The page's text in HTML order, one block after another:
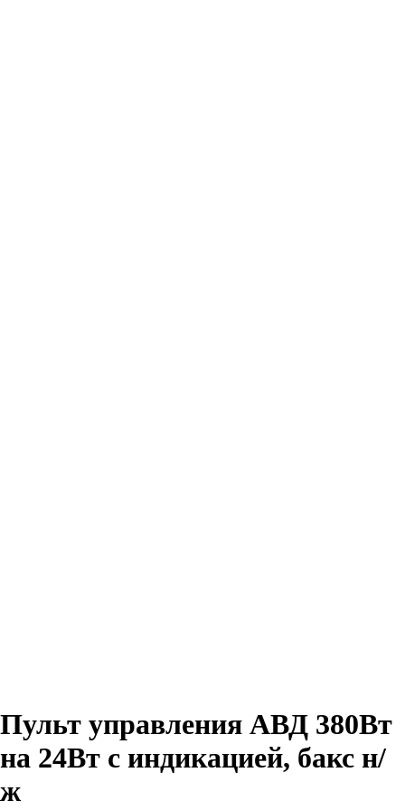
Пульт управления АВД 380Вт
на 24Вт с индикацией, бакс н/
ж